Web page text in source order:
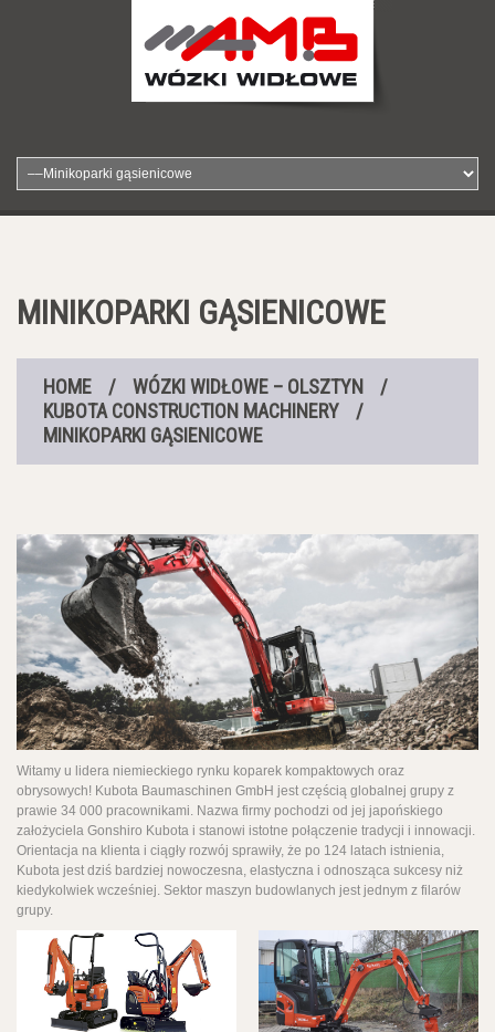
MINIKOPARKI GĄSIENICOWE
HOME / WÓZKI WIDŁOWE – OLSZTYN
/
KUBOTA CONSTRUCTION MACHINERY
/
MINIKOPARKI GĄSIENICOWE
Witamy u lidera niemieckiego rynku koparek kompaktowych oraz
obrysowych! Kubota Baumaschinen GmbH jest częścią globalnej grupy z
prawie 34 000 pracownikami. Nazwa firmy pochodzi od jej japońskiego
założyciela Gonshiro Kubota i stanowi istotne połączenie tradycji i innowacji.
Orientacja na klienta i ciągły rozwój sprawiły, że po 124 latach istnienia,
Kubota jest dziś bardziej nowoczesna, elastyczna i odnosząca sukcesy niż
kiedykolwiek wcześniej. Sektor maszyn budowlanych jest jednym z filarów
grupy.